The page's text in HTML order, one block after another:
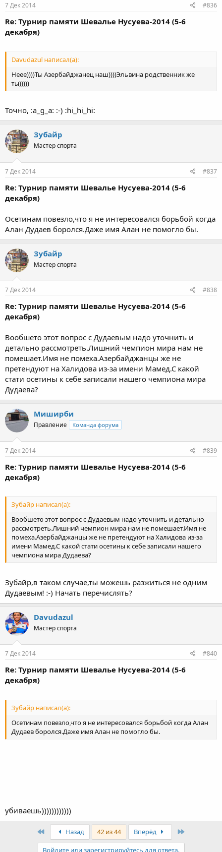
7 Дек 2014 #836
Re: Турнир памяти Шевалье Нусуева-2014 (5-6
декабря)
Davudazul написал(а):
Неее))))Ты Азербайджанец наш))))Эльвина родственник же
ты)))))
Точно, :a_g_a: :-) :hi_hi_hi:
Зубайр
Мастер спорта
7 Дек 2014 #837
Re: Турнир памяти Шевалье Нусуева-2014 (5-6
декабря)
Осетинам повезло,что я не интересовался борьбой когда
Алан Дудаев боролся.Даже имя Алан не помогло бы.
Зубайр
Мастер спорта
7 Дек 2014 #838
Re: Турнир памяти Шевалье Нусуева-2014 (5-6
декабря)
Вообшето этот вопрос с Дудаевым надо уточнить и
детально рассмотреть.Лишний чемпион мира нам не
помешает.Имя не помеха.Азербайджанцы же не
претендуют на Халидова из-за имени Мамед.С какой
стати осетины к себе записали нашего чемпиона мира
Дудаева?
Миширби
Правление Команда форума
7 Дек 2014 #839
Re: Турнир памяти Шевалье Нусуева-2014 (5-6
декабря)
Зубайр написал(а):
Вообшето этот вопрос с Дудаевым надо уточнить и детально
рассмотреть.Лишний чемпион мира нам не помешает.Имя не
помеха.Азербайджанцы же не претендуют на Халидова из-за
имени Мамед.С какой стати осетины к себе записали нашего
чемпиона мира Дудаева?
Зубайр,в таком случае,ты можешь разжиться не одним
Дудаевым! :-) Начать перечислять?
Davudazul
Мастер спорта
7 Дек 2014 #840
Re: Турнир памяти Шевалье Нусуева-2014 (5-6
декабря)
Зубайр написал(а):
Осетинам повезло,что я не интересовался борьбой когда Алан
Дудаев боролся.Даже имя Алан не помогло бы.
убиваешь))))))))))))
Назад 42 из 44 Вперёд
Войдите или зарегистрируйтесь для ответа.